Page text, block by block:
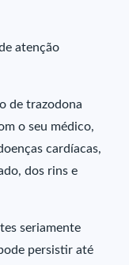
atenção
de trazodona
o seu médico,
cardíacas,
dos rins e
seriamente
persistir até